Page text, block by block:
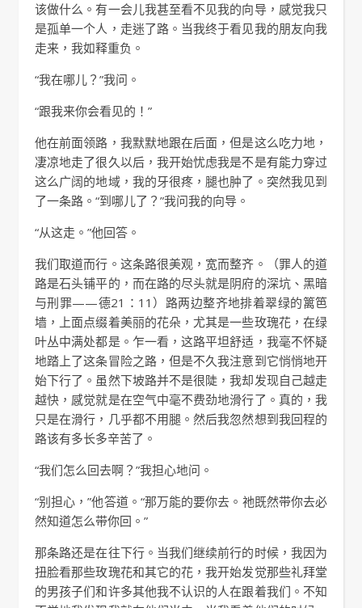
该做什么。有一会儿我甚至看不见我的向导，感觉我只
是孤单一个人，走迷了路。当我终于看见我的朋友向我
走来，我如释重负。
“我在哪儿？”我问。
“跟我来你会看见的！”
他在前面领路，我默默地跟在后面，但是这么吃力地，
凄凉地走了很久以后，我开始忧虑我是不是有能力穿过
这么广阔的地域，我的牙很疼，腿也肿了。突然我见到
了一条路。“到哪儿了？”我问我的向导。
“从这走。”他回答。
我们取道而行。这条路很美观，宽而整齐。（罪人的道
路是石头铺平的，而在路的尽头就是阴府的深坑、黑暗
与刑罪——德21：11）路两边整齐地排着翠绿的篱笆
墙，上面点缀着美丽的花朵，尤其是一些玫瑰花，在绿
叶丛中满处都是。乍一看，这路平坦舒适，我毫不怀疑
地踏上了这条冒险之路，但是不久我注意到它悄悄地开
始下行了。虽然下坡路并不是很陡，我却发现自己越走
越快，感觉就是在空气中毫不费劲地滑行了。真的，我
只是在滑行，几乎都不用腿。然后我忽然想到我回程的
路该有多长多辛苦了。
“我们怎么回去啊？”我担心地问。
“别担心，”他答道。“那万能的要你去。祂既然带你去必
然知道怎么带你回。”
那条路还是在往下行。当我们继续前行的时候，我因为
扭脸看那些玫瑰花和其它的花，我开始发觉那些礼拜堂
的男孩子们和许多其他我不认识的人在跟着我们。不知